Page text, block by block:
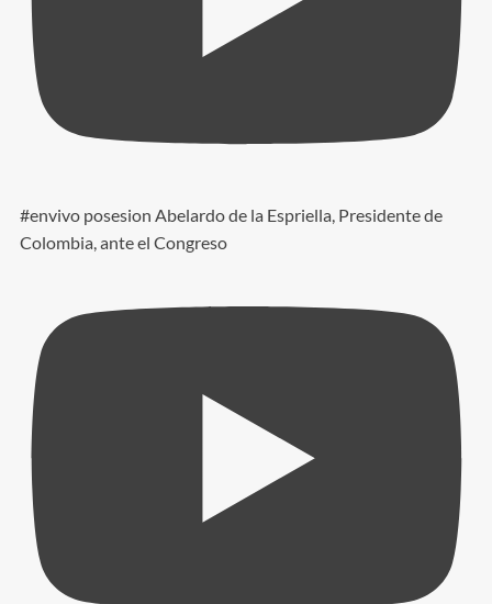
#envivo posesion Abelardo de la Espriella, Presidente de
Colombia, ante el Congreso